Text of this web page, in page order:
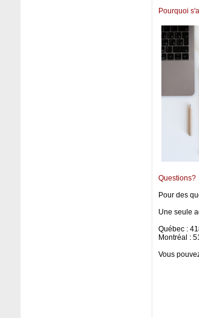
Pourquoi
Questions?
Pour des
Une seule
Québec :
Montréal :
Vous